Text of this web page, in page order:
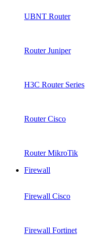
UBNT Router
Router Juniper
H3C Router Series
Router Cisco
Router MikroTik
Firewall
Firewall Cisco
Firewall Fortinet